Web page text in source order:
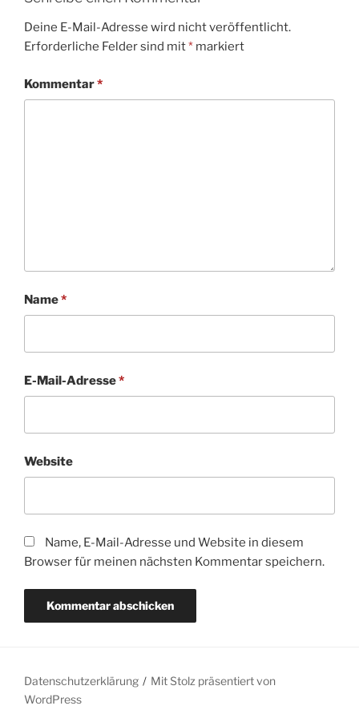
Deine E-Mail-Adresse wird nicht veröffentlicht.
Erforderliche Felder sind mit* markiert
Kommentar*
Name*
E-Mail-Adresse*
Website
Name, E-Mail-Adresse und Website in diesem
Browser für meinen nächsten Kommentar speichern.
Datenschutzerklärung
Mit Stolz präsentiert von
WordPress